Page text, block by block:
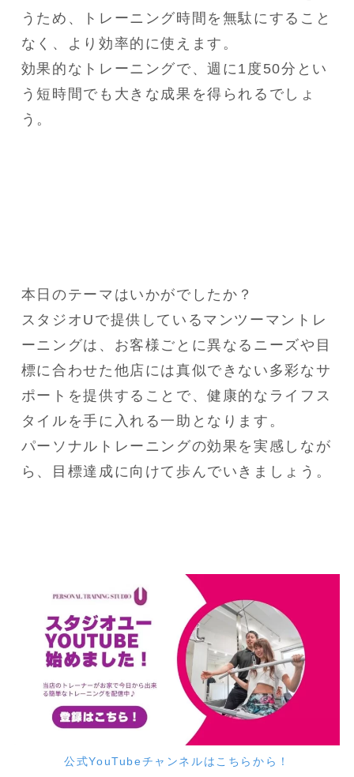
うため、トレーニング時間を無駄にすること
なく、より効率的に使えます。
効果的なトレーニングで、週に1度50分とい
う短時間でも大きな成果を得られるでしょ
本日のテーマはいかがでしたか？
スタジオUで提供しているマンツーマントレ
ーニングは、お客様ごとに異なるニーズや目
標に合わせた他店には真似できない多彩なサ
ポートを提供することで、健康的なライフス
タイルを手に入れる一助となります。
パーソナルトレーニングの効果を実感しなが
ら、目標達成に向けて歩んでいきましょう。
公式YouTubeチャンネルはこちらから！